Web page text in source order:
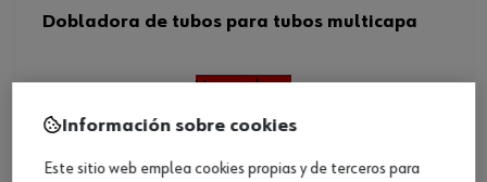
Dobladora de tubos para tubos multicapa
Ver producto
Información sobre cookies
Este sitio web emplea cookies propias y de terceros para